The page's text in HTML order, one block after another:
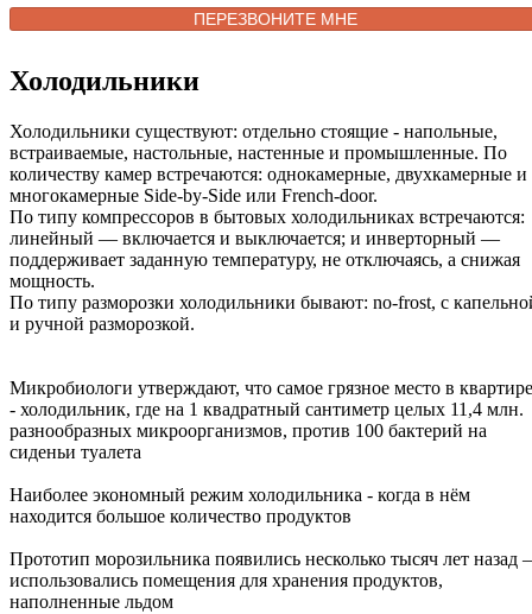
Холодильники
Холодильники существуют: отдельно стоящие - напольные,
встраиваемые, настольные, настенные и промышленные. По
количеству камер встречаются: однокамерные, двухкамерные и
многокамерные Side-by-Side или French-door.
По типу компрессоров в бытовых холодильниках встречаются:
линейный — включается и выключается; и инверторный —
поддерживает заданную температуру, не отключаясь, а снижая
мощность.
По типу разморозки холодильники бывают: no-frost, с
и ручной разморозкой.
Микробиологи утверждают, что самое грязное место в квартире
- холодильник, где на 1 квадратный сантиметр целых 11,4 млн.
разнообразных микроорганизмов, против 100 бактерий на
сиденьи туалета
Наиболее экономный режим холодильника - когда в нём
находится большое количество продуктов
Прототип морозильника появились несколько тысяч лет назад –
использовались помещения для хранения продуктов,
наполненные льдом